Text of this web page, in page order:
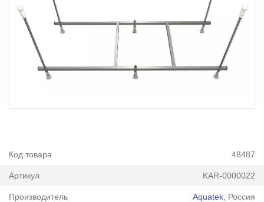
Код товара 48487
Артикул KAR-0000022
Производитель Aquatek , Россия